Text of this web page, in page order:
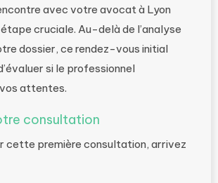
avec votre avocat à Lyon
cruciale. Au-delà de l’analyse
dossier, ce rendez-vous initial
si le professionnel
attentes.
consultation
cette première consultation, arrivez